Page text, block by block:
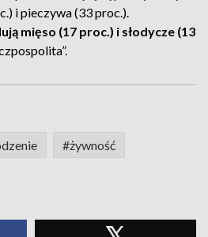
i pieczywa (33 proc.).
mięso (17 proc.) i słodycze (13
#żywność